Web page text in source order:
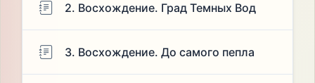
2. Восхождение. Град Темных Вод
3. Восхождение. До самого пепла